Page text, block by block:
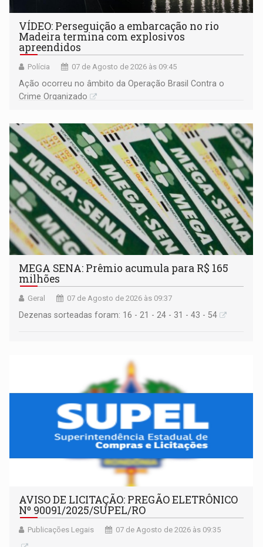
VÍDEO: Perseguição a embarcação no rio
Madeira termina com explosivos
apreendidos
Polícia 07 de Agosto de 2026 às 09:45
Ação ocorreu no âmbito da Operação Brasil Contra o
Crime Organizado
MEGA SENA: Prêmio acumula para R$ 165
milhões
Geral 07 de Agosto de 2026 às 09:37
Dezenas sorteadas foram: 16 - 21 - 24 - 31 - 43 - 54
AVISO DE LICITAÇÃO: PREGÃO ELETRÔNICO
Nº 90091/2025/SUPEL/RO
Publicações Legais 07 de Agosto de 2026 às 09:35